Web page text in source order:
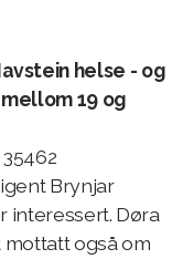
helse - og
19 og
Brynjar
interessert. Døra
også om